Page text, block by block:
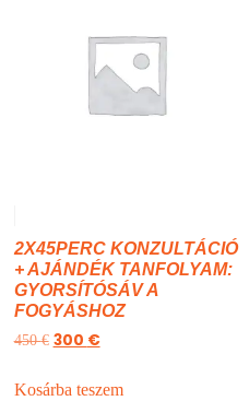
2X45PERC KONZULTÁCIÓ
+ AJÁNDÉK TANFOLYAM:
GYORSÍTÓSÁV A
FOGYÁSHOZ
450€ 300 €
Kosárba teszem